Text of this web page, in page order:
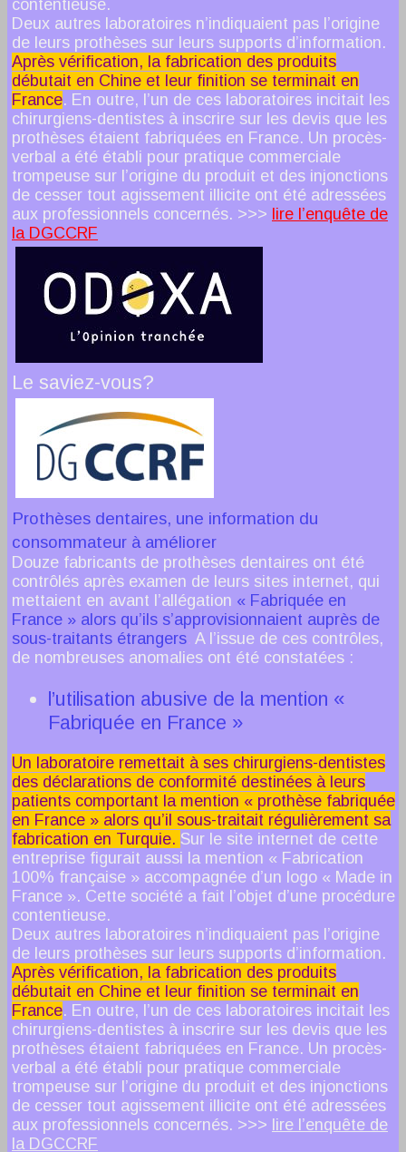
contentieuse.
Deux autres laboratoires n’indiquaient pas l’origine
de leurs prothèses sur leurs supports d’information.
Après vérification, la fabrication des produits
débutait en Chine et leur finition se terminait en
France. En outre, l’un de ces laboratoires incitait les
chirurgiens-dentistes à inscrire sur les devis que les
prothèses étaient fabriquées en France. Un procès-
verbal a été établi pour pratique commerciale
trompeuse sur l’origine du produit et des injonctions
de cesser tout agissement illicite ont été adressées
aux professionnels concernés. >>> lire l’enquête de
la DGCCRF
Le saviez-vous?
Prothèses dentaires, une information du
consommateur à améliorer
Douze fabricants de prothèses dentaires ont été
contrôlés après examen de leurs sites internet, qui
mettaient en avant l’allégation « Fabriquée en
France » alors qu’ils s’approvisionnaient auprès de
sous-traitants étrangers. A l’issue de ces contrôles,
de nombreuses anomalies ont été constatées :
l’utilisation abusive de la mention «
Fabriquée en France »
Un laboratoire remettait à ses chirurgiens-dentistes
des déclarations de conformité destinées à leurs
patients comportant la mention « prothèse fabriquée
en France » alors qu’il sous-traitait régulièrement sa
fabrication en Turquie. Sur le site internet de cette
entreprise figurait aussi la mention « Fabrication
100% française » accompagnée d’un logo « Made in
France ». Cette société a fait l’objet d’une procédure
contentieuse.
Deux autres laboratoires n’indiquaient pas l’origine
de leurs prothèses sur leurs supports d’information.
Après vérification, la fabrication des produits
débutait en Chine et leur finition se terminait en
France. En outre, l’un de ces laboratoires incitait les
chirurgiens-dentistes à inscrire sur les devis que les
prothèses étaient fabriquées en France. Un procès-
verbal a été établi pour pratique commerciale
trompeuse sur l’origine du produit et des injonctions
de cesser tout agissement illicite ont été adressées
aux professionnels concernés. >>> lire l’enquête de
la DGCCRF